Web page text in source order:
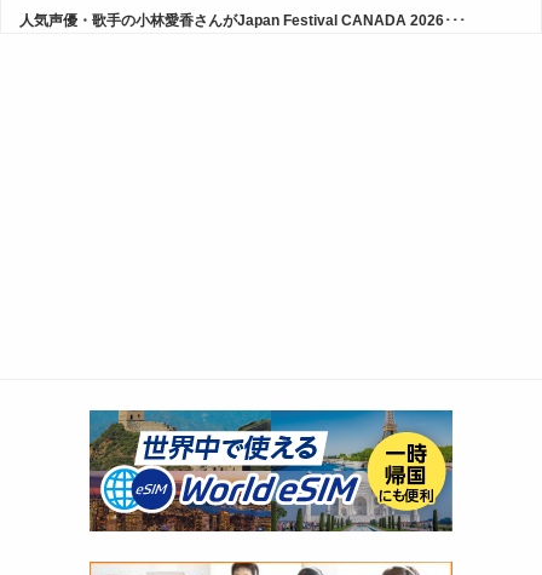
人気声優・歌手の小林愛香さんがJapan Festival CANADA 2026･･･